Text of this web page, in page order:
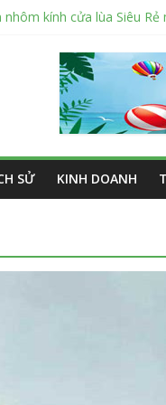
nhôm kính cửa lùa Siêu
sửa cửa nhôm kính Tân
kính cường lực Quận 12
ngoài trời sân
tập vở học sinh giá sỉ
SỬ KINH DOANH